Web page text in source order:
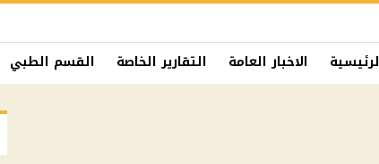
الاخبار العامة التقارير الخاصة القسم الطبي